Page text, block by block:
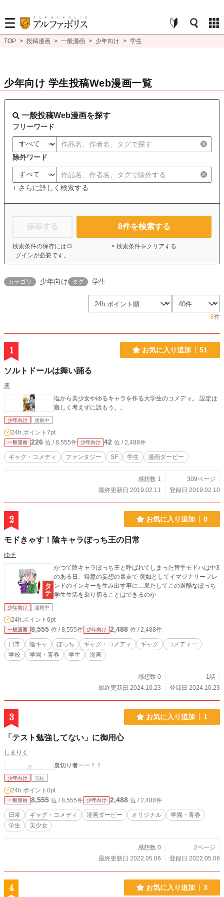
TOP > 投稿漫画 > 一般漫画 > 少年向け > 学生
少年向け 学生投稿Web漫画一覧
一般投稿Web漫画を探す
フリーワード
除外ワード
+ さらに詳しく検索する
保存する
検索条件の保存には ロ
グインが必要です。
8件を検索する
× 検索条件をクリアする
カテゴリ 少年向け タグ 学生
8件
1 お気に入り追加 51
ソルトドールは舞い踊る
来
塩から美少女やゆるキャラを作る大学生のコメディ。 設定は
難しく考えずに読もう。。
少年向け 連載中
24h.ポイント 7pt
一般漫画 226 位 / 8,555件 少年向け 42 位 / 2,488件
ギャグ・コメディ ファンタジー SF 学生 漫画ダービー
感想数 1
309ページ
最終更新日 2019.02.11
登録日 2019.02.10
2 お気に入り追加 0
モドきゃす！陰キャラぼっち王の日常
ゆそ
かつて陰キャラぼっち王と呼ばれてしまった替手モドハは中3
のある日、得意の妄想の暴走で 突如としてイマジナリーフレ
ンドのインキーを生み出す事に…果たしてこの過酷なぼっち
学生生活を乗り切ることはできるのか
少年向け 連載中
24h.ポイント 0pt
一般漫画 8,555 位 / 8,555件 少年向け 2,488 位 / 2,488件
日常 陰キャ ぼっち ギャグ・コメディ ギャグ
コメディー
学校
学園・青春 学生 漫画
感想数 0
1話
最終更新日 2024.10.23
登録日 2024.10.23
3 お気に入り追加 1
「テスト勉強してない」に御用心
しまりく
裏切り者ーー！！
少年向け 完結
24h.ポイント 0pt
一般漫画 8,555 位 / 8,555件 少年向け 2,488 位 / 2,488件
日常 ギャグ・コメディ 漫画ダービー オリジナル
学園・青春
学生
美少女
感想数 0
2ページ
最終更新日 2022.05.06
登録日 2022.05.06
4 お気に入り追加 3